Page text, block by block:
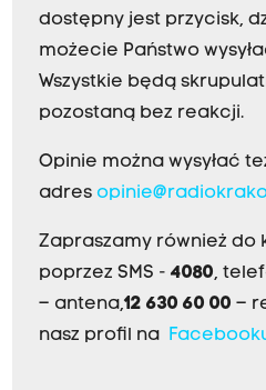
dostępny jest przycisk,
możecie Państwo
Wszystkie będą
pozostaną bez reakcji.
Opinie można wysyłać
adres
Zapraszamy również do
poprzez SMS - 4080,
– antena,12 630 60 00 –
nasz profil na